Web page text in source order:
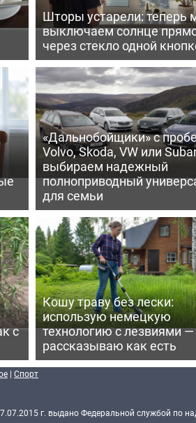
Шторы устарели: теперь
выключаем солнце
через стекло одной
«Дальнобойщики» с
Volvo, Skoda, VW или
выбираем надежный
полноприводный
для семьи
с
Кошу траву без лески:
использую немецкую
технологию с лезвиями —
рассказываю как есть
| Спорт
г. выдано Федеральной службой по